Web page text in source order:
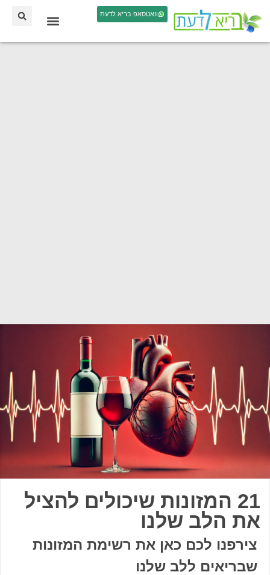
וואטסאפ בריא לדעת
21 המזונות שיכולים להציל
את הלב שלנו
צירפנו לכם כאן את רשימת המזונות
שבריאים ללב שלנו